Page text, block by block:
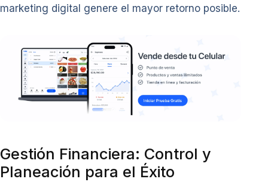
marketing digital genere el mayor retorno posible.
Gestión Financiera: Control y
Planeación para el Éxito